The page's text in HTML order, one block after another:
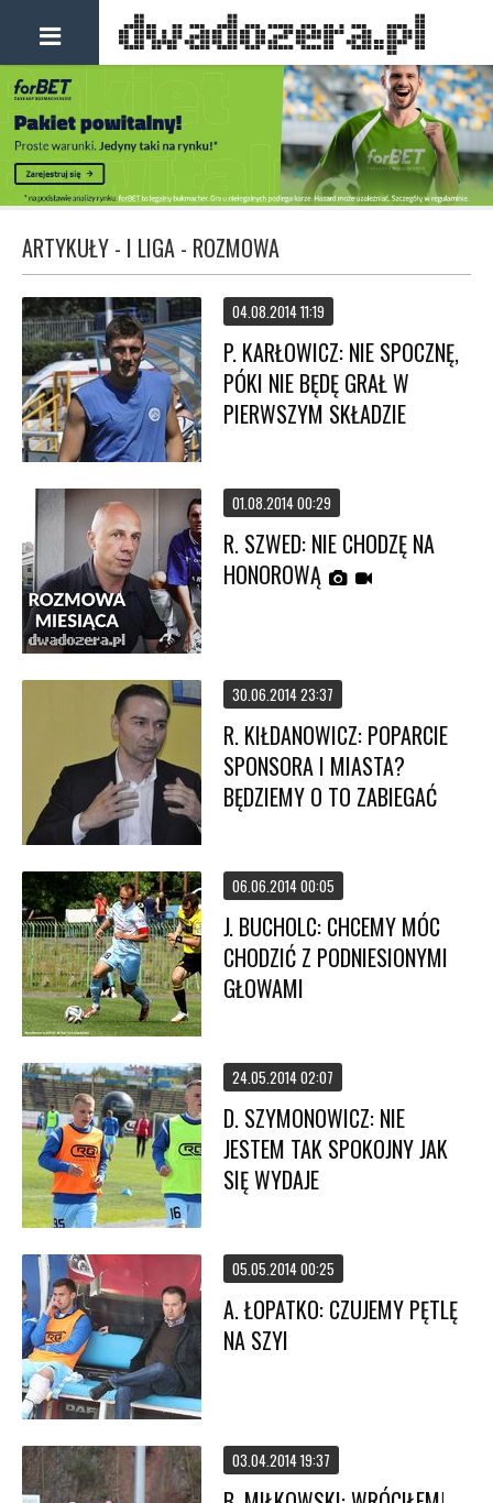
ARTYKUŁY - I LIGA - ROZMOWA
04.08.2014 11:19
P. KARŁOWICZ: NIE SPOCZNĘ,
PÓKI NIE BĘDĘ GRAŁ W
PIERWSZYM SKŁADZIE
01.08.2014 00:29
R. SZWED: NIE CHODZĘ NA
HONOROWĄ
30.06.2014 23:37
R. KIŁDANOWICZ: POPARCIE
SPONSORA I MIASTA?
BĘDZIEMY O TO ZABIEGAĆ
06.06.2014 00:05
J. BUCHOLC: CHCEMY MÓC
CHODZIĆ Z PODNIESIONYMI
GŁOWAMI
24.05.2014 02:07
D. SZYMONOWICZ: NIE
JESTEM TAK SPOKOJNY JAK
SIĘ WYDAJE
05.05.2014 00:25
A. ŁOPATKO: CZUJEMY PĘTLĘ
NA SZYI
03.04.2014 19:37